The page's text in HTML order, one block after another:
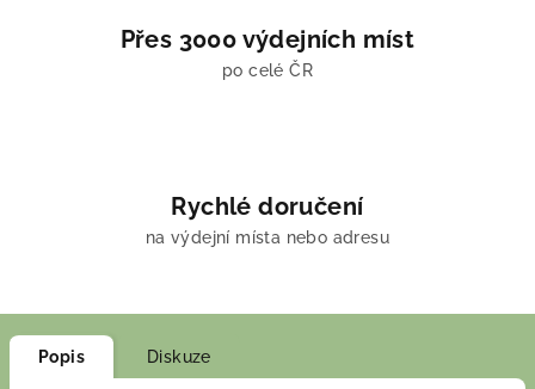
Přes 3000 výdejních míst
po celé ČR
Rychlé doručení
na výdejní místa nebo adresu
Popis Diskuze